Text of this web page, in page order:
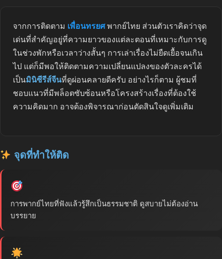
จากการติดตาม เพื่อนทรยศพากย์ไทย ส่วนตัวเราคิดว่าจุด
เด่นที่สำคัญอยู่ที่ความยาวของแต่ละตอนที่เหมาะกับการดู
ในช่วงพักหรือเวลาว่างสั้นๆ การเล่าเรื่องไม่ยืดเยื้อจนเกิน
ไป แต่ก็มีพอให้ติดตามความเปลี่ยนแปลงของตัวละครได้
เป็นมินิซีรีส์จีนที่ดูผ่อนคลายดีครับ อย่างไรก็ตาม ผู้ชมที่
ชอบแนวที่มีพล็อตซับซ้อนหรือโครงสร้างเรื่องที่ต้องใช้
ความคิดมาก อาจต้องพิจารณาก่อนตัดสินใจดูเพิ่มเติม
จุดที่ทำให้ติด
การพากย์ไทยที่ฟังแล้วรู้สึกเป็นธรรมชาติ ดูสบายไม่ต้องอ่าน
บรรยาย